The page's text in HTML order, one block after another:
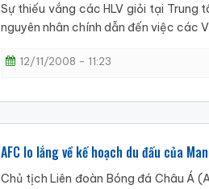
Sự thiếu vắng các HLV giỏi tại Trung
nguyên nhân chính dẫn đến việc các
12/11/2008 - 11:23
AFC lo lắng về kế hoạch du đấu của
Chủ tịch Liên đoàn Bóng đá Châu Á